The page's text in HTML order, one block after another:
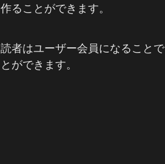
作ることができます。
読者はユーザー会員になること
とができます。